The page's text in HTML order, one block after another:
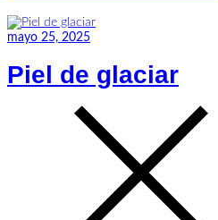
mayo 25, 2025
Piel de glaciar